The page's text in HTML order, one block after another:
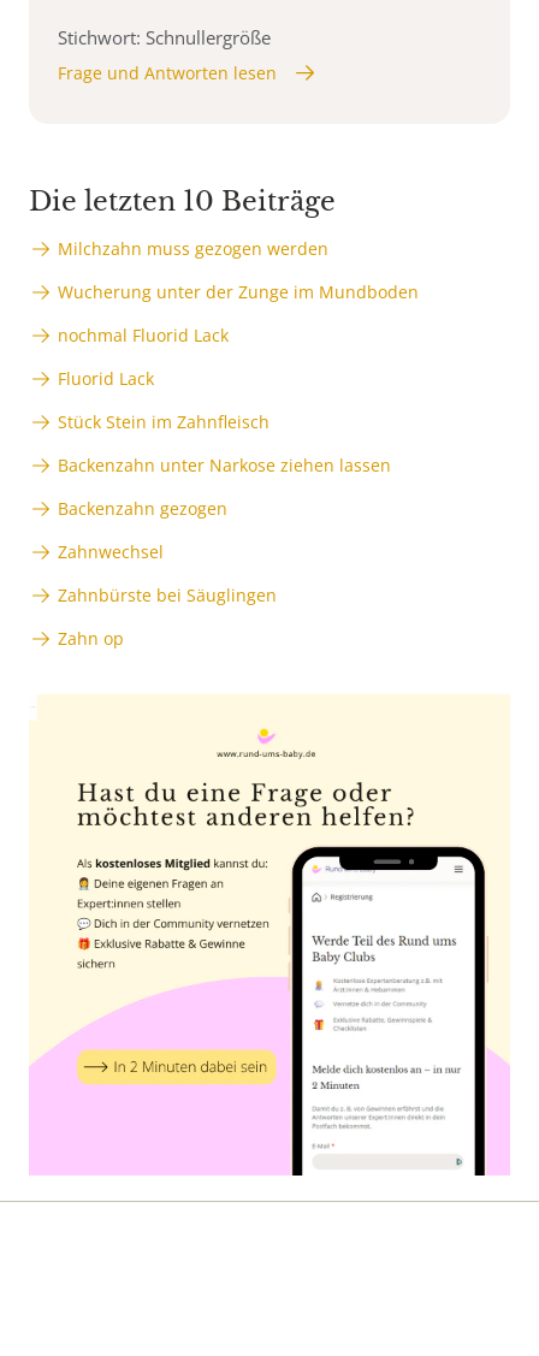
Stichwort: Schnullergröße
Frage und Antworten lesen
Die letzten 10 Beiträge
Milchzahn muss gezogen werden
Wucherung unter der Zunge im Mundboden
nochmal Fluorid Lack
Fluorid Lack
Stück Stein im Zahnfleisch
Backenzahn unter Narkose ziehen lassen
Backenzahn gezogen
Zahnwechsel
Zahnbürste bei Säuglingen
Zahn op